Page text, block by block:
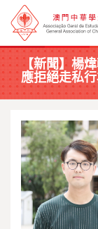
【新聞】楊
應拒絕走私